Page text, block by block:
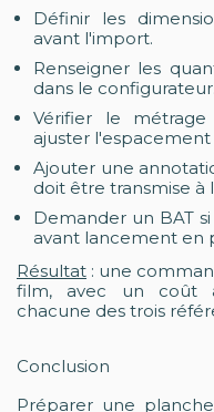
Définir les
avant l'import.
Renseigner les
dans le configurateur.
Vérifier le
ajuster l'espacement
Ajouter une
doit être transmise à
Demander un BAT
avant lancement en
Résultat : une
film, avec un coût
chacune des trois
Conclusion
Préparer une